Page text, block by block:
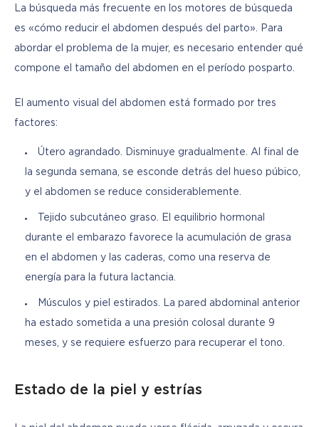
La búsqueda más frecuente en los motores de búsqueda
es «cómo reducir el abdomen después del parto». Para
abordar el problema de la mujer, es necesario entender qué
compone el tamaño del abdomen en el período posparto.
El aumento visual del abdomen está formado por tres
factores:
Útero agrandado. Disminuye gradualmente. Al final de
la segunda semana, se esconde detrás del hueso púbico,
y el abdomen se reduce considerablemente.
Tejido subcutáneo graso. El equilibrio hormonal
durante el embarazo favorece la acumulación de grasa
en el abdomen y las caderas, como una reserva de
energía para la futura lactancia.
Músculos y piel estirados. La pared abdominal anterior
ha estado sometida a una presión colosal durante 9
meses, y se requiere esfuerzo para recuperar el tono.
Estado de la piel y estrías